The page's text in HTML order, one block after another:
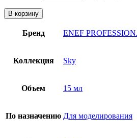
В корзину
Бренд ENEF
Коллекция Sky
Объем 15 мл
По назначению Для моделирования